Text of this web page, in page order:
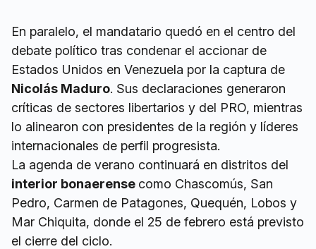
En paralelo, el mandatario quedó en el centro del
debate político tras condenar el accionar de
Estados Unidos en Venezuela por la captura de
Nicolás Maduro. Sus declaraciones generaron
críticas de sectores libertarios y del PRO, mientras
lo alinearon con presidentes de la región y líderes
internacionales de perfil progresista.
La agenda de verano continuará en distritos del
interior bonaerense como Chascomús, San
Pedro, Carmen de Patagones, Quequén, Lobos y
Mar Chiquita, donde el 25 de febrero está previsto
el cierre del ciclo.